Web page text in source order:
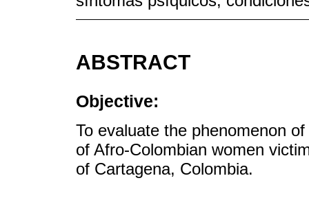
ABSTRACT
Objective:
To evaluate the phenomenon
of Afro-Colombian women
of Cartagena, Colombia.